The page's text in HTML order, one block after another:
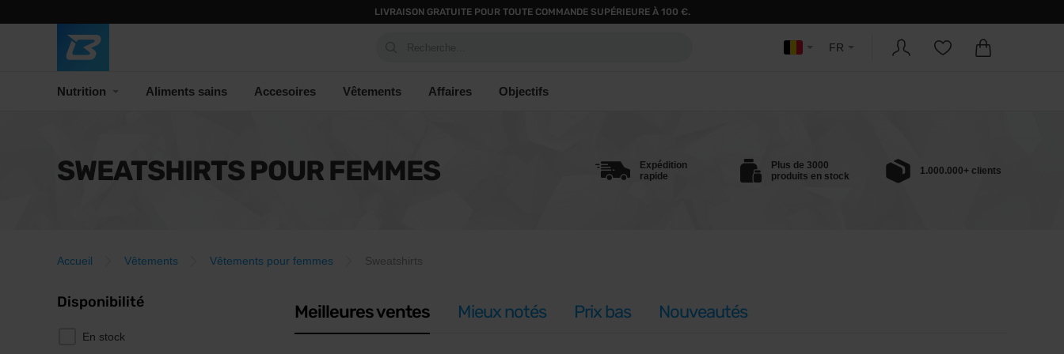
LIVRAISON GRATUITE POUR TOUTE COMMANDE SUPÉRIEURE À 100 €.
FR
Nutrition Aliments sains Accesoires Vêtements Affaires Objectifs
SWEATSHIRTS POUR FEMMES
Expédition
rapide
Plus de 3000
produits en stock
1.000.000+ clients
Accueil Vêtements Vêtements pour femmes Sweatshirts
Disponibilité
En stock
Meilleures ventes Mieux notés Prix bas Nouveautés